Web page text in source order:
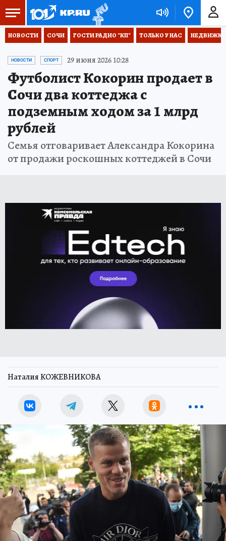
НОВОСТИ СОЧИ ГОСТИ РАДИО "КП" ТОЛЬКО У НАС НЕДВИЖКА
НОВОСТИ СПОРТ 29 июня 2026 10:28
Футболист Кокорин продает в
Сочи два коттеджа с
подземным ходом за 1 млрд
рублей
Семья отговаривает Александра Кокорина
от продажи роскошных коттеджей в Сочи
Наталия КОЖЕВНИКОВА